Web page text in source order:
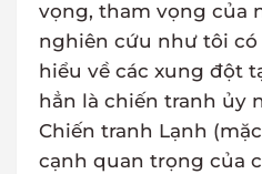
vọng, tham vọng của
nghiên cứu như tôi có
hiểu về các xung đột
hẳn là chiến tranh ủy
Chiến tranh Lạnh
cạnh quan trọng của